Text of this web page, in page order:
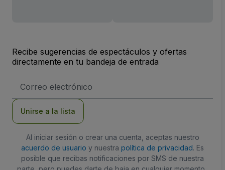
Recibe sugerencias de espectáculos y ofertas
directamente en tu bandeja de entrada
de
Unirse a la lista
Al iniciar sesión o crear una cuenta, aceptas nuestro
acuerdo de usuario y nuestra política de privacidad. Es
posible que recibas notificaciones por SMS de nuestra